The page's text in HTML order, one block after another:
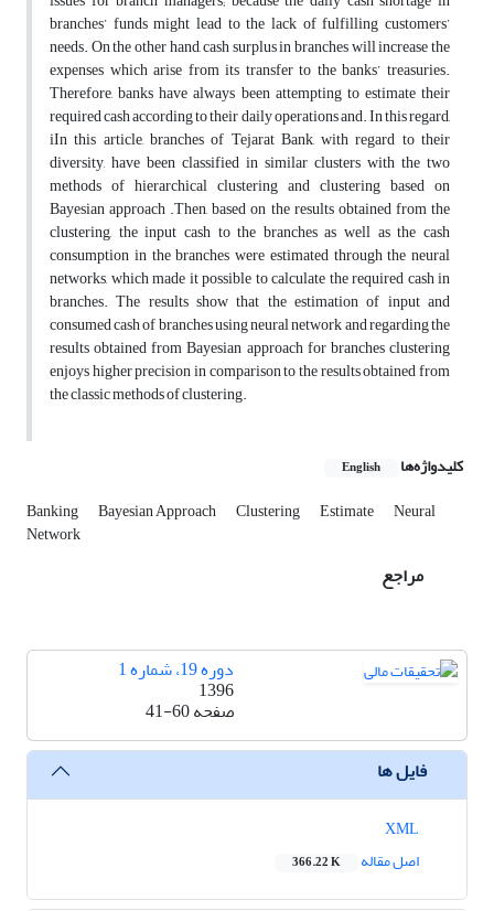
branches’ funds might lead to the lack of fulfilling customers’
needs. On the other hand, cash surplus in branches will increase the
expenses which arise from its transfer to the banks’ treasuries.
Therefore, banks have always been attempting to estimate their
required cash according to their daily operations and. In this regard,
iIn this article, branches of Tejarat Bank, with regard to their
diversity, have been classified in similar clusters with the two
methods of hierarchical clustering and clustering based on
Bayesian approach .Then, based on the results obtained from the
clustering, the input cash to the branches as well as the cash
consumption in the branches were estimated through the neural
networks, which made it possible to calculate the required cash in
branches. The results show that the estimation of input and
consumed cash of branches using neural network and regarding the
results obtained from Bayesian approach for branches clustering
enjoys higher precision in comparison to the results obtained from
the classic methods of clustering.
کلیدواژه‌ها English
Banking Bayesian Approach Clustering Estimate Neural
Network
مراجع
دوره 19، شماره 1
1396
صفحه41-60
فایل ها
اصل مقاله
366.22 K